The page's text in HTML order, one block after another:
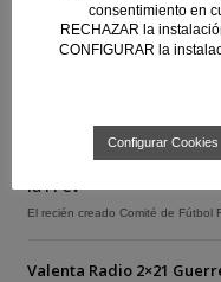
Primera reunión del
la FFCV
El recién creado Comité de Fútbol
Valenta Radio 2×21
consentimiento en
RECHAZAR la
CONFIGURAR la
Configurar Cookies